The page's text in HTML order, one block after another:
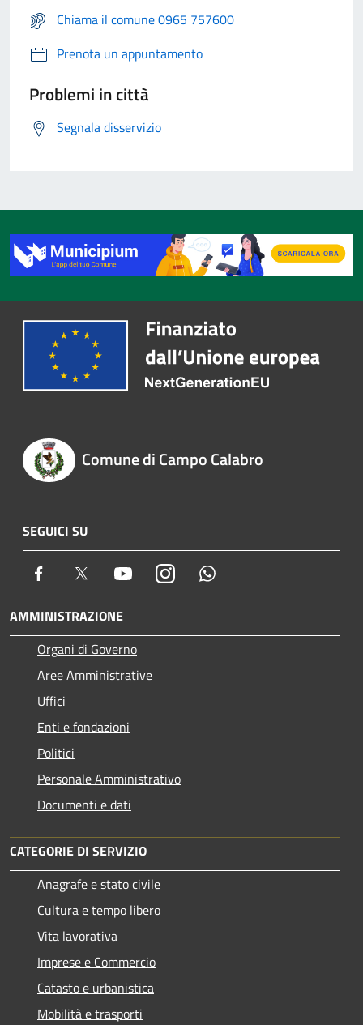
Chiama il comune 0965 757600
Prenota un appuntamento
Problemi in città
Segnala disservizio
Comune di Campo Calabro
SEGUICI SU
Facebook Twitter YoutubeInstagram
AMMINISTRAZIONE
Organi di Governo
Aree Amministrative
Uffici
Enti e fondazioni
Politici
Personale Amministrativo
Documenti e dati
CATEGORIE DI SERVIZIO
Anagrafe e stato civile
Cultura e tempo libero
Vita lavorativa
Imprese e Commercio
Catasto e urbanistica
Mobilità e trasporti